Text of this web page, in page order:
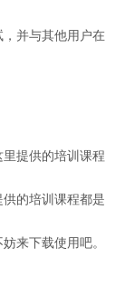
并与其他用户在
提供的培训课程
的培训课程都是
来下载使用吧。